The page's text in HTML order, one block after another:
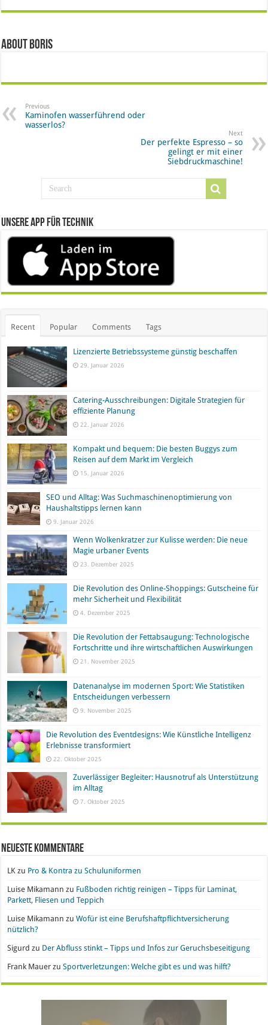
About Boris
Previous
Kaminofen wasserführend oder
wasserlos?
Next
Der perfekte Espresso – so
gelingt er mit einer
Siebdruckmaschine!
Unsere App für Technik
Recent Popular Comments Tags
Lizenzierte Betriebssysteme günstig beschaffen
29. Januar 2026
Catering-Ausschreibungen: Digitale Strategien für
effiziente Planung
22. Januar 2026
Kompakt und bequem: Die besten Buggys zum
Reisen auf dem Markt im Vergleich
15. Januar 2026
SEO und Alltag: Was Suchmaschinenoptimierung von
Haushaltstipps lernen kann
9. Januar 2026
Wenn Wolkenkratzer zur Kulisse werden: Die neue
Magie urbaner Events
23. Dezember 2025
Die Revolution des Online-Shoppings: Gutscheine für
mehr Sicherheit und Flexibilität
4. Dezember 2025
Die Revolution der Fettabsaugung: Technologische
Fortschritte und ihre wirtschaftlichen Auswirkungen
21. November 2025
Datenanalyse im modernen Sport: Wie Statistiken
Entscheidungen verbessern
9. November 2025
Die Revolution des Eventdesigns: Wie Künstliche Intelligenz
Erlebnisse transformiert
22. Oktober 2025
Zuverlässiger Begleiter: Hausnotruf als Unterstützung
im Alltag
7. Oktober 2025
Neueste Kommentare
LK zu Pro & Kontra zu Schuluniformen
Luise Mikamann zu Fußboden richtig reinigen – Tipps für Laminat,
Parkett, Fliesen und Teppich
Luise Mikamann zuWofür ist eine Berufshaftpflichtversicherung
nützlich?
Sigurd zu Der Abfluss stinkt – Tipps und Infos zur Geruchsbeseitigung
Frank Mauer zuSportverletzungen: Welche gibt es und was hilft?